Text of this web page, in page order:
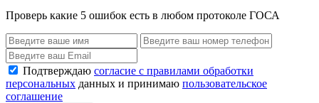
Проверь какие 5 ошибок есть в любом протоколе ГОСА
Подтверждаю согласие с правилами обработки
персональных данных и принимаю пользовательское
соглашение